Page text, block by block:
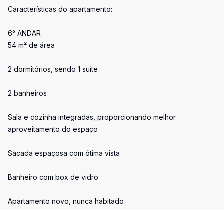
Características do apartamento:
6° ANDAR
54 m² de área
2 dormitórios, sendo 1 suíte
2 banheiros
Sala e cozinha integradas, proporcionando melhor
aproveitamento do espaço
Sacada espaçosa com ótima vista
Banheiro com box de vidro
Apartamento novo, nunca habitado